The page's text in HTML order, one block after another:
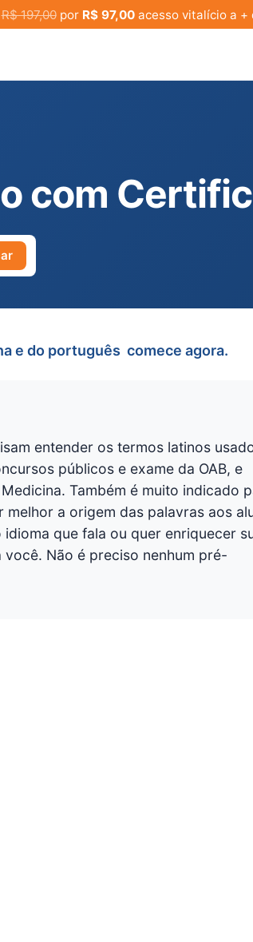
R$ 197,00por R$ 97,00acesso vitalício a +
com
e do português  comece agora.
entender os termos latinos
públicos e exame da OAB, e
Também é muito indicado
a origem das palavras aos
que fala ou quer enriquecer
Não é preciso nenhum pré-